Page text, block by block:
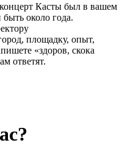
Касты был в вашем
около года.
площадку, опыт,
«здоров, скока
ответят.